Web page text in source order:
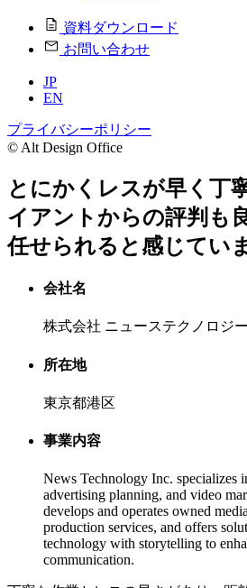
資料ダウンロード
お問い合わせ
JP
EN
プライバシーポリシー
© Alt Design Office
とにかくレスが早く丁
イアントからの評判も
任せられると感じてい
会社名
株式会社 ニューステクノロジー
所在地
東京都港区
事業内容
News Technology Inc. specializes
advertising planning, and video
develops and operates owned
production services, and offers
technology with storytelling to
communication.